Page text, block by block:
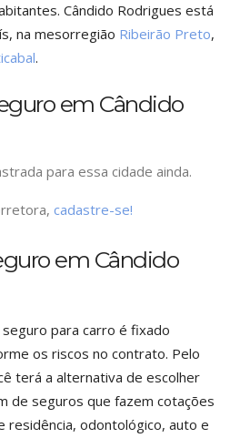
Cândido Rodrigues está
na mesorregião Ribeirão Preto,
.
em Cândido
para essa cidade ainda.
cadastre-se!
em Cândido
para carro é fixado
os riscos no contrato. Pelo
terá a alternativa de escolher
de seguros que fazem cotações
residência, odontológico, auto e